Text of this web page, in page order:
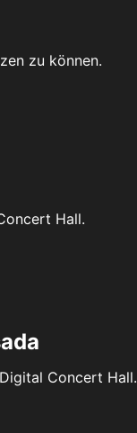
zu können.
Hall.
Concert Hall.